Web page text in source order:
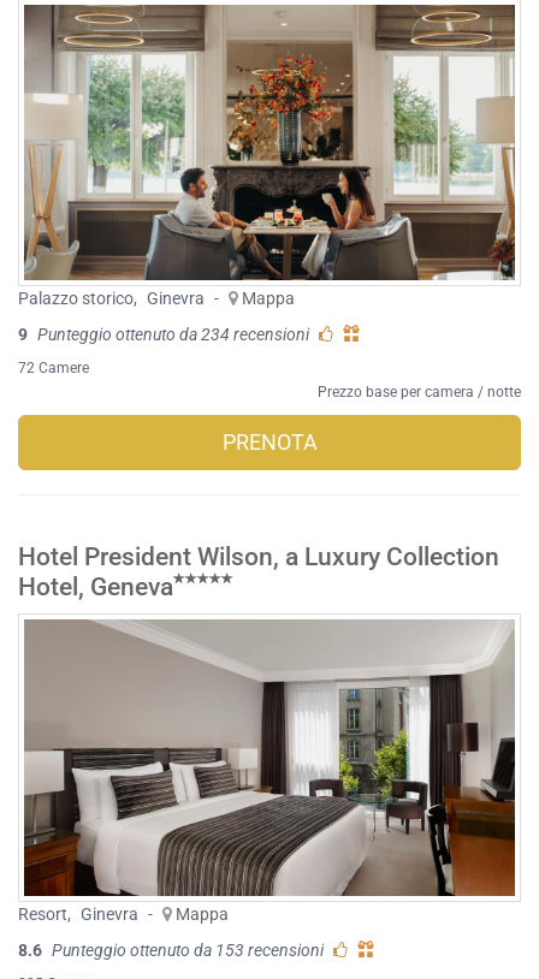
Palazzo storico, Ginevra -
Mappa
9 Punteggio ottenuto da 234 recensioni
72 Camere
Prezzo base per camera / notte
PRENOTA
Hotel President Wilson, a Luxury Collection
Hotel, Geneva
Resort, Ginevra -
Mappa
8.6 Punteggio ottenuto da 153 recensioni